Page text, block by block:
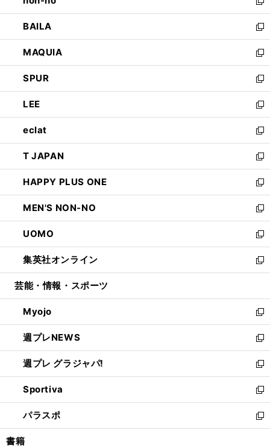
開
く
い
ウ
ィ
ン
ド
ウ
で
開
く
新
し
い
ウ
ィ
ン
ド
ウ
で
開
く
BAILA
新
し
い
ウ
ィ
ン
ド
ウ
で
開
く
MAQUIA
新
し
い
ウ
ィ
ン
ド
ウ
で
開
く
SPUR
新
し
い
ウ
ィ
ン
ド
ウ
で
開
く
LEE
新
し
い
ウ
ィ
ン
ド
ウ
で
開
く
eclat
新
し
い
ウ
ィ
ン
ド
ウ
で
開
く
T JAPAN
新
し
い
ウ
ィ
ン
ド
ウ
で
開
HAPPY PLUS ONE
新
し
い
ウ
ィ
ン
ド
ウ
開
く
MEN'S NON-NO
新
し
い
ウ
ィ
ン
ウ
で
開
く
UOMO
新
し
い
ウ
ン
ド
ウ
で
開
く
集英社オンライン
新
し
ウ
ィ
ン
ド
ウ
で
開
く
芸能・情報・スポーツ
Myojo
新
し
い
ウ
ィ
ン
ド
ウ
で
開
週プレNEWS
新
し
い
ウ
ィ
ン
ド
ウ
週プレ グラジャパ!
新
し
い
ウ
ィ
ン
Sportiva
新
し
い
ウ
パラスポ
新
し
書籍